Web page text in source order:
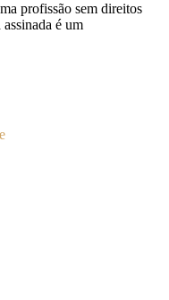
profissão sem direitos
é um